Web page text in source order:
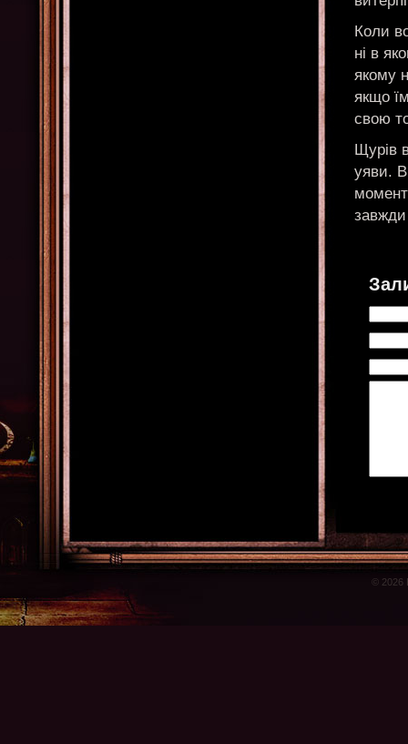
Коли
ні в
якому
якщо
свою
Щурів
уяви. В
завжди
© 2026